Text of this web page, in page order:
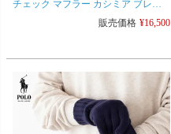
チェック マフラー カシミア ブレン
PC0946 ウール ニット販売価格 ¥16,500